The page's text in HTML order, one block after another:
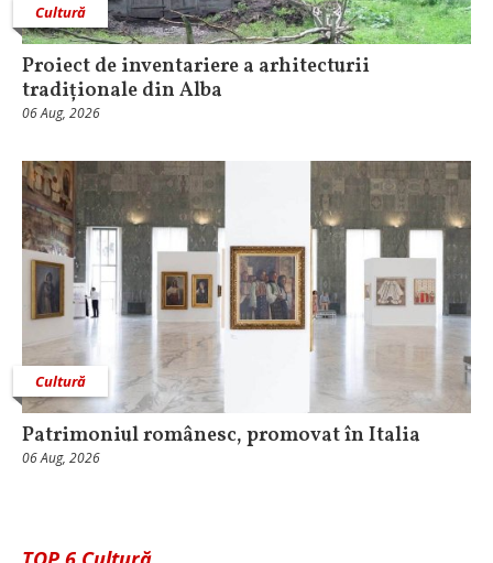
Cultură
Proiect de inventariere a arhitecturii
tradiționale din Alba
06 Aug, 2026
Cultură
Patrimoniul românesc, promovat în Italia
06 Aug, 2026